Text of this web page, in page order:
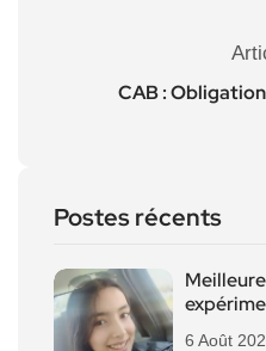
CAB :
Postes récents
6 Août